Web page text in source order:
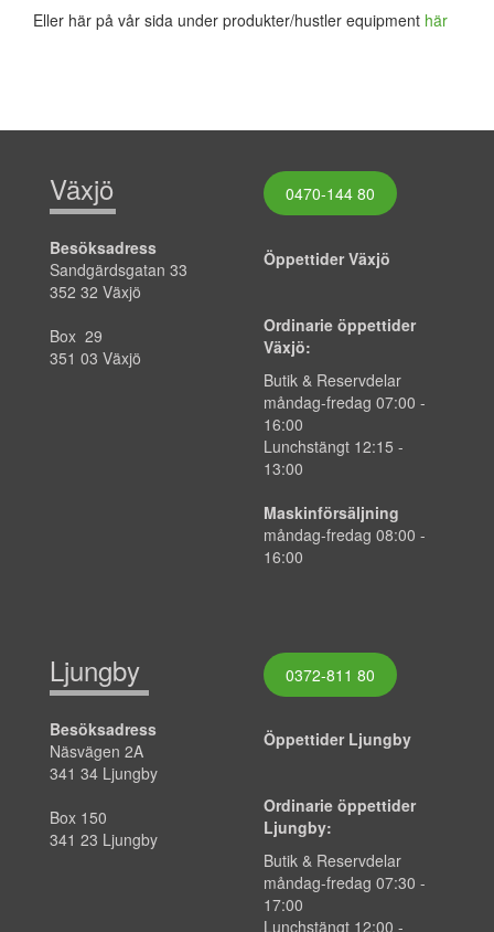
Eller här på vår sida under produkter/hustler equipment här
Växjö
Besöksadress
Sandgärdsgatan 33
352 32 Växjö
Box 29
351 03 Växjö
0470-144 80
Öppettider Växjö
Ordinarie öppettider
Växjö:
Butik & Reservdelar
måndag-fredag 07:00 -
16:00
Lunchstängt 12:15 -
13:00
Maskinförsäljning
måndag-fredag 08:00 -
16:00
Ljungby
Besöksadress
Näsvägen 2A
341 34 Ljungby
Box 150
341 23 Ljungby
0372-811 80
Öppettider Ljungby
Ordinarie öppettider
Ljungby:
Butik & Reservdelar
måndag-fredag 07:30 -
17:00
Lunchstängt 12:00 -